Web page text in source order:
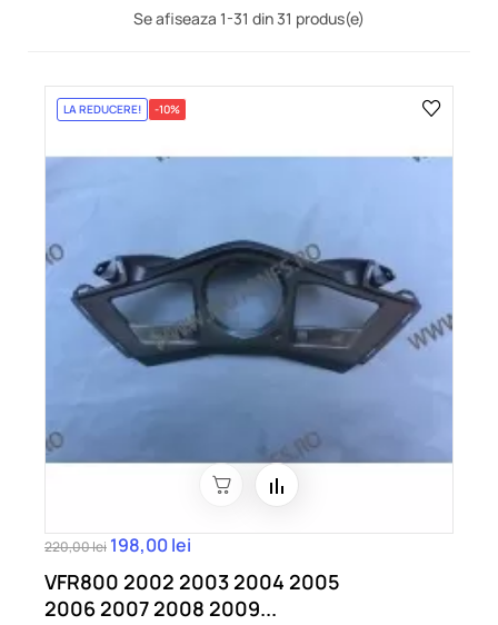
Se afiseaza 1-31 din 31 produs(e)
LA REDUCERE! -10%
220,00 lei 198,00 lei
VFR800 2002 2003 2004 2005
2006 2007 2008 2009...